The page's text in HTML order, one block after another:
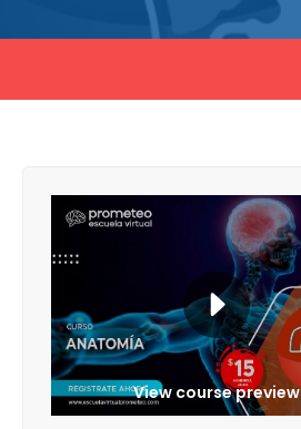
View course preview